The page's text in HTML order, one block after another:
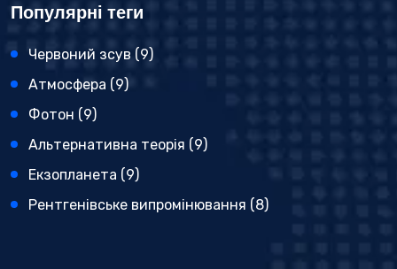
Популярні теги
Червоний зсув (9)
Атмосфера (9)
Фотон (9)
Альтернативна теорія (9)
Екзопланета (9)
Рентгенівське випромінювання (8)